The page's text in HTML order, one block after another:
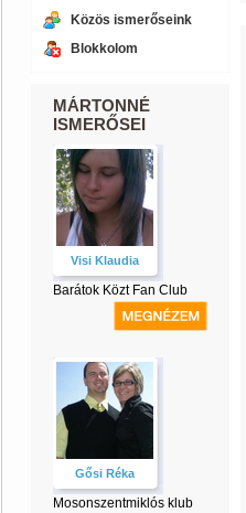
Közös ismerőseink
Blokkolom
MÁRTONNÉ
ISMERŐSEI
Visi Klaudia
Barátok Közt Fan Club
Gősi Réka
Mosonszentmiklós klub